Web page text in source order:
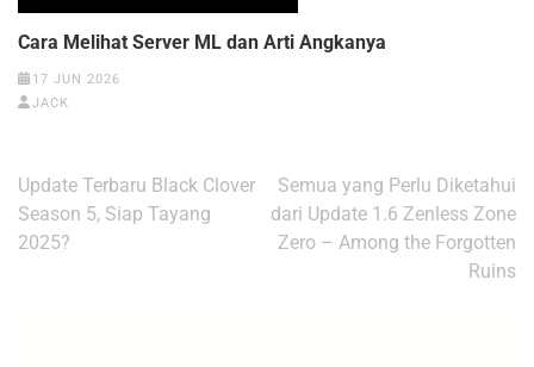
Cara Melihat Server ML dan Arti Angkanya
17 JUN 2026
JACK
Navigasi
pos
Update Terbaru Black Clover
Season 5, Siap Tayang
2025?
Semua yang Perlu Diketahui
dari Update 1.6 Zenless Zone
Zero – Among the Forgotten
Ruins